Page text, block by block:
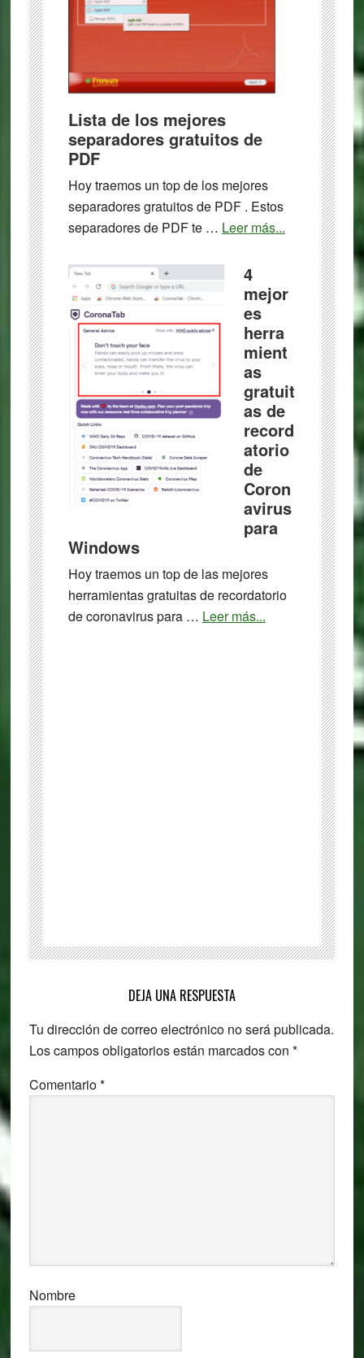
Lista de los mejores
separadores gratuitos de
PDF
Hoy traemos un top de los mejores
separadores gratuitos de PDF . Estos
separadores de PDF te … Leer más...about
los
mejores
separadores
gratuitos
PDF
4
mejor
es
herra
mient
as
gratuit
as de
record
atorio
de
Coron
avirus
para
Windows
Hoy traemos un top de las mejores
herramientas gratuitas de recordatorio
de coronavirus para … Leer más...about
herramientas
recordatorio
Coronavirus
InteractionsDEJA UNA RESPUESTA
Tu dirección de correo electrónico no será publicada.
Los campos obligatorios están marcados con *
Comentario*
Nombre